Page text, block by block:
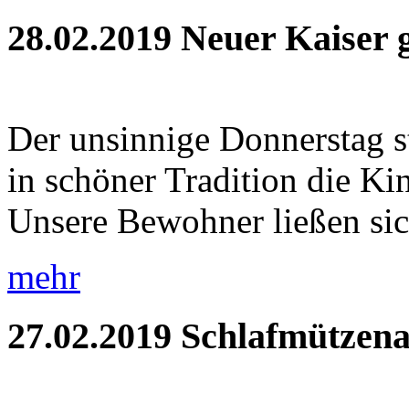
28.02.2019 Neuer Kaiser
Der unsinnige Donnerstag
in schöner Tradition die
Unsere Bewohner ließen
mehr
27.02.2019